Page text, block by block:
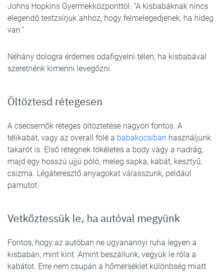
Johns Hopkins Gyermekközponttól. “A kisbabáknak nincs
elegendő testzsírjuk ahhoz, hogy felmelegedjenek, ha hideg
van.”
Néhány dologra érdemes odafigyelni télen, ha kisbabával
szeretnénk kimenni levegőzni.
Öltöztesd rétegesen
A csecsemők réteges öltöztetése nagyon fontos. A
télikabát, vagy az overall fölé a babakocsiban használjunk
takarót is. Első rétegnek tökéletes a body vagy a nadrág,
majd egy hosszú ujjú póló, meleg sapka, kabát, kesztyű,
csizma. Légáteresztő anyagokat válasszunk, például
pamutot.
Vetkőztessük le, ha autóval megyünk
Fontos, hogy az autóban ne ugyanannyi ruha legyen a
kisbabán, mint kint. Amint beszállunk, vegyük le róla a
kabátot. Erre nem csupán a hőmérséklet különbség miatt